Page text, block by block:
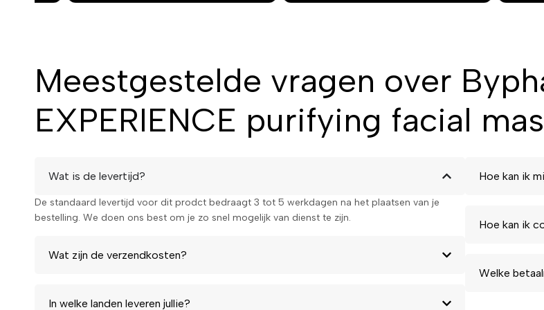
zuiverend gezichtsmasker vandaag nog en geniet van een zichtbaar gezondere en stralendere
huid!
Meestgestelde vragen over
EXPERIENCE purifying facial
Wat is de levertijd?
De standaard levertijd voor dit prodct bedraagt 3 tot 5 werkdagen na het plaatsen van je
bestelling. We doen ons best om je zo snel mogelijk van dienst te zijn.
Wat zijn de verzendkosten?
In welke landen leveren jullie?
Hoe kan ik
Hoe kan ik
Welke